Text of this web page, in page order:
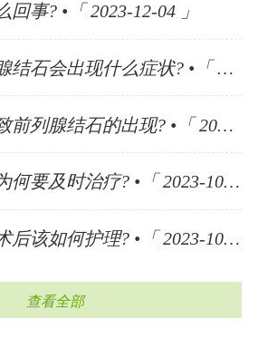
事? •「 2023-12-04 」
男性患了前列腺结石会出现什么症状? •「 2023-11-10 」
哪些原因会导致前列腺结石的出现? •「 2023-11-10 」
男性包皮包茎为何要及时治疗? •「 2023-10-30 」
男性包皮包茎术后该如何护理? •「 2023-10-30 」
查看全部